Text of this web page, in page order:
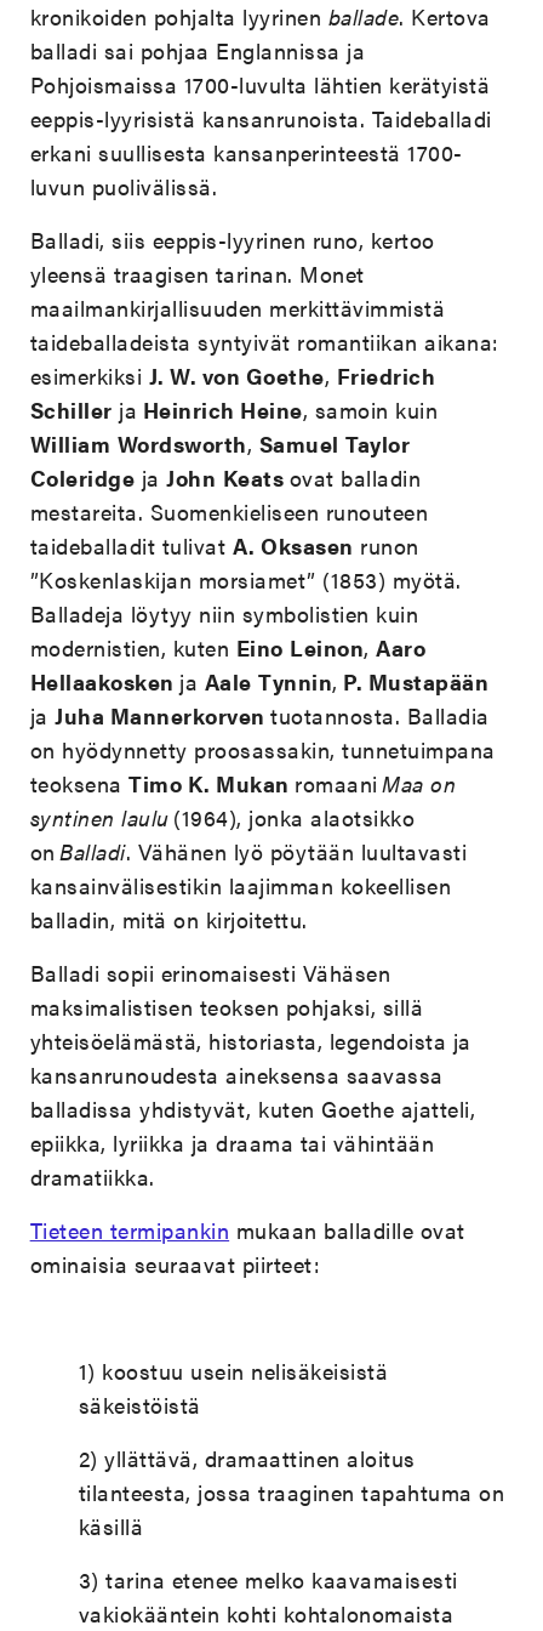
kronikoiden pohjalta lyyrinen ballade. Kertova
balladi sai pohjaa Englannissa ja
Pohjoismaissa 1700-luvulta lähtien kerätyistä
eeppis-lyyrisistä kansanrunoista. Taideballadi
erkani suullisesta kansanperinteestä 1700-
luvun puolivälissä.
Balladi, siis eeppis-lyyrinen runo, kertoo
yleensä traagisen tarinan. Monet
maailmankirjallisuuden merkittävimmistä
taideballadeista syntyivät romantiikan aikana:
esimerkiksi J. W. von Goethe, Friedrich
Schiller ja Heinrich Heine, samoin kuin
William Wordsworth, Samuel Taylor
Coleridge jaJohn Keats ovat balladin
mestareita. Suomenkieliseen runouteen
taideballadit tulivat A. Oksasen runon
”Koskenlaskijan morsiamet” (1853) myötä.
Balladeja löytyy niin symbolistien kuin
modernistien, kuten Eino Leinon,Aaro
Hellaakosken ja Aale Tynnin, P. Mustapään
jaJuha Mannerkorventuotannosta. Balladia
on hyödynnetty proosassakin, tunnetuimpana
teoksenaTimo K. Mukan romaaniMaa on
syntinen laulu (1964), jonka alaotsikko
onBalladi. Vähänen lyö pöytään luultavasti
kansainvälisestikin laajimman kokeellisen
balladin, mitä on kirjoitettu.
Balladi sopii erinomaisesti Vähäsen
maksimalistisen teoksen pohjaksi, sillä
yhteisöelämästä, historiasta, legendoista ja
kansanrunoudesta aineksensa saavassa
balladissa yhdistyvät, kuten Goethe ajatteli,
epiikka, lyriikka ja draama tai vähintään
dramatiikka.
Tieteen termipankin mukaan balladille ovat
ominaisia seuraavat piirteet:
1) koostuu usein nelisäkeisistä
säkeistöistä
2) yllättävä, dramaattinen aloitus
tilanteesta, jossa traaginen tapahtuma on
käsillä
3) tarina etenee melko kaavamaisesti
vakiokääntein kohti kohtalonomaista